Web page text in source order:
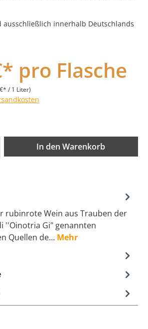
ausschließlich innerhalb Deutschlands
pro Flasche
/ 1 Liter)
Gib den gewünschten
In den Warenkorb
rubinrote Wein aus Trauben der
''Oinotria Gi" genannten
Quellen de… Mehr